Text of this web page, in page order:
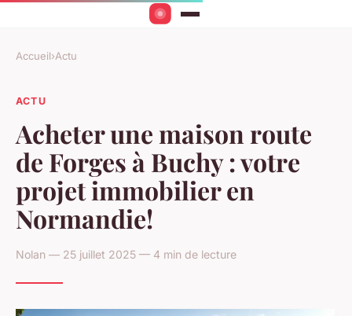
Accueil›Actu
ACTU
Acheter une maison route
de Forges à Buchy : votre
projet immobilier en
Normandie!
Nolan — 25 juillet 2025 — 4 min de lecture